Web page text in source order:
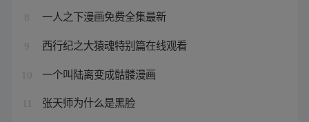
8 一人之下漫画免费全集最新
9 西行纪之大猿魂特别篇在线观看
10 一个叫陆离变成骷髅漫画
张天师为什么是黑脸